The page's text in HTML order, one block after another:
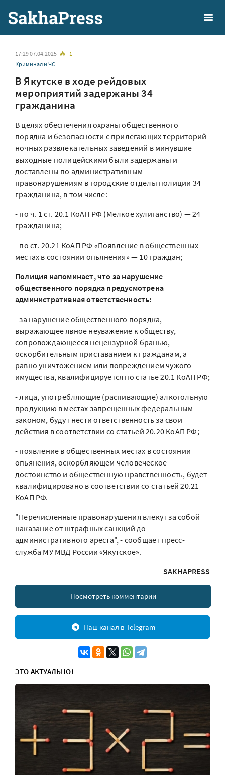
17:29 07.04.2025
1
Криминал и ЧС
В Якутске в ходе рейдовых
мероприятий задержаны 34
гражданина
В целях обеспечения охраны общественного
порядка и безопасности с прилегающих территорий
ночных развлекательных заведений в минувшие
выходные полицейскими были задержаны и
доставлены по административным
правонарушениям в городские отделы полиции 34
гражданина, в том числе:
- по ч. 1 ст. 20.1 КоАП РФ (Мелкое хулиганство) — 24
гражданина;
- по ст. 20.21 КоАП РФ «Появление в общественных
местах в состоянии опьянения» — 10 граждан;
Полиция напоминает, что за нарушение
общественного порядка предусмотрена
административная ответственность:
- за нарушение общественного порядка,
выражающее явное неуважение к обществу,
сопровождающееся нецензурной бранью,
оскорбительным приставанием к гражданам, а
равно уничтожением или повреждением чужого
имущества, квалифицируется по статье 20.1 КоАП РФ;
- лица, употребляющие (распивающие) алкогольную
продукцию в местах запрещенных федеральным
законом, будут нести ответственность за свои
действия в соответствии со статьей 20.20 КоАП РФ;
- появление в общественных местах в состоянии
опьянения, оскорбляющем человеческое
достоинство и общественную нравственность, будет
квалифицировано в соответствии со статьей 20.21
КоАП РФ.
"Перечисленные правонарушения влекут за собой
наказание от штрафных санкций до
административного ареста", - сообщает пресс-
служба МУ МВД России «Якутское».
SAKHAPRESS
Посмотреть комментарии
Наш канал в Telegram
ЭТО АКТУАЛЬНО!